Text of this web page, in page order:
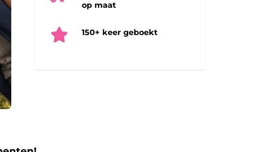
op maat
150+ keer geboekt